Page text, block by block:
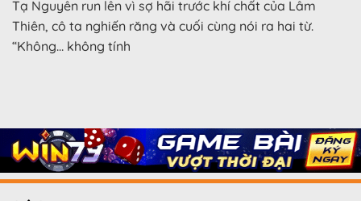
Tạ Nguyên run lên vì sợ hãi trước khí chất của Lâm
Thiên, cô ta nghiến răng và cuối cùng nói ra hai từ.
“Không… không tính